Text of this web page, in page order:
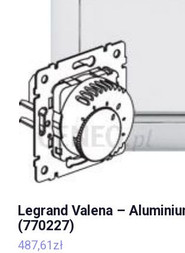
Legrand Valena –
(770227)
487,61 zł